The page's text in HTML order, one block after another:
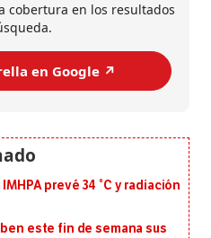
cobertura en los resultados
en Google ↗️
prevé 34 °C y radiación
este fin de semana sus